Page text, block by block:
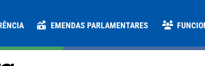
EMENDAS PARLAMENTARES